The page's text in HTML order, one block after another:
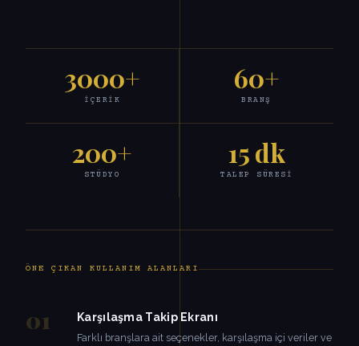
3000+
İÇERIK
60+
BRANŞ
200+
STÜDYO
15 dk
TALEP SÜRESI
ÖNE ÇIKAN KULLANIM ALANLARI
01 Karşılaşma Takip Ekranı
Farklı branşlara ait seçenekler, karşılaşma içi veriler ve